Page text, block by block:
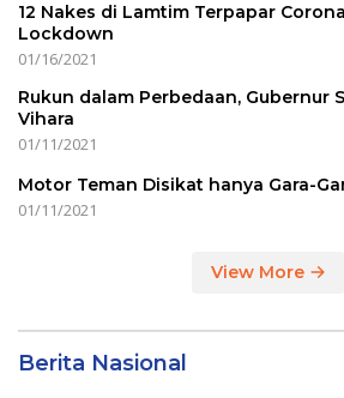
12 Nakes di Lamtim Terpapar
Lockdown
01/16/2021
Rukun dalam Perbedaan, Gubernur
Vihara
01/11/2021
Motor Teman Disikat hanya Gara-
01/11/2021
View More
Berita Nasional